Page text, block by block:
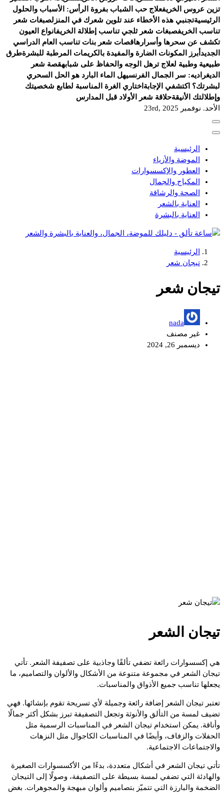
تزين عروس الخريفعلاج حب الشباب بفروة الرأس: الأسباب والحلول
الرئيسيةتجنبي هذه الأخطاء عند تلوين شعرك في المنزلصبغات شعر
تناسب الخريفصبغات شعر ثلجي تناسب إطلالة الخريفانواع العيون
تكشف عن سحرها وأسرارهاقصات شعر بنات تناسب العام الدراسي
الجديد أبرز المكونات الضارة والمفيدة بالكريمات المرطبة للبشرةطرق
طبيعية وطبية لعلاج ترهل الوجه والحفاظ على شبابهقصة شعر
الديغراديه: سر الجمال الفرنسيهل الماء البارد هو الحل السحري
لبشرتك؟ اكتشفي الإجابة اختاري الغرة المناسبة لطابع شخصيتك
وإطلالتك الأنيقةحلاقة شعر الأولاد قبل المدارس
الأحد. نوفمبر 23rd, 2025
الرئيسية
الموضة والأزياء
العطور والإكسسوارات
المكياج والجمال
الصحة والرشاقة
العناية بالشعر
العناية بالبشرة
دليلك للموضة، الجمال، والعناية بالبشرة والشعر
الرئيسية
تيجان شعر
تيجان شعر
nada
غير مصنف
ديسمبر 26, 2024
تيجان الشعر
هي إكسسوارات رائعة تضفي تألقًا وجاذبية على تصفيفة الشعر. تأتي
تيجان الشعر في مجموعة متنوعة من الأشكال والألوان والتصاميم، ما
يجعلها تناسب جميع الأذواق والمناسبات.
تعتبر تيجان الشعر إضافة رائعة وجميلة لأي تسريحة تقوم بإنشائها. فهي
تضيف لمسة من التألق والأنوثة وتجعل التصفيفة تبرز بشكل أكثر جمالًا
وأناقة. يمكن استخدام تيجان الشعر في المناسبات الرسمية مثل
الحفلات والزفاف، وأيضًا في المناسبات الكاجوال مثل النزهات
والاجتماعات الاجتماعية.
تأتي تيجان الشعر في أشكال متعددة، بدءًا من الأكسسوارات الصغيرة
والهادئة التي تضفي لمسة بسيطة على التصفيفة، وصولًا إلى التيجان
الضخمة والبارزة التي تتميّز بتصاميم وألوان مبهجة والمجوهرات. بغض